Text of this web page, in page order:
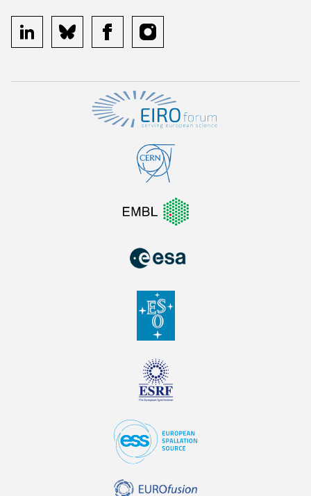
linkedin bluesky facebookinstagram